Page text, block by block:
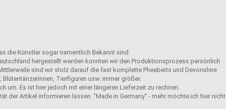
die Künstler sogar namentlich Bekannt sind.
hergestellt werden konnten wir den Produktionsprozess persönlich
sind wir stolz darauf die fast komplette Pheeberts und Devonshire
Tierfiguren usw. immer größer.
um. Es ist hier jedoch mit einer längeren Lieferzeit zu rechnen.
der Artikel informieren lassen. "Made in Germany" - mehr möchte ich hier nicht